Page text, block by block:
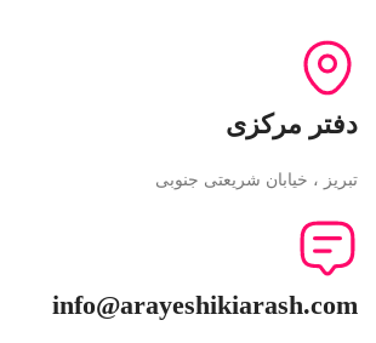
دفتر مرکزی
تبریز ، خیابان شریعتی جنوبی
info@arayeshikiarash.com